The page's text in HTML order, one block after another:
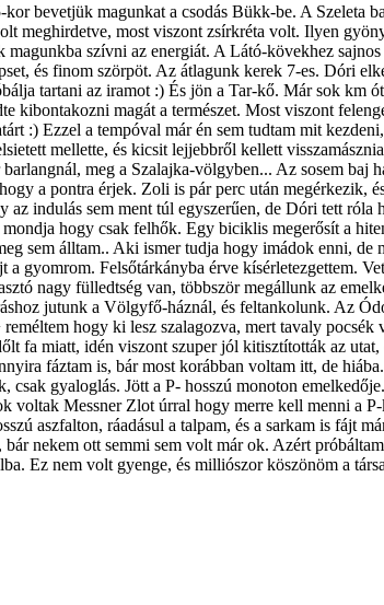
magunkat a csodás Bükk-be. A Szeleta
meghirdetve, most viszont zsírkréta volt. Ilyen
szívni az energiát. A Látó-kövekhez
és finom szörpöt. Az átlagunk kerek 7-es. Dóri
tartani az iramot :) És jön a Tar-kő. Már sok km
magát a természet. Most viszont
:) Ezzel a tempóval már én sem tudtam mit
mellette, és kicsit lejjebbről kellett
meg a Szalajka-völgyben... Az sosem baj
a pontra érjek. Zoli is pár perc után
indulás sem ment túl egyszerűen, de Dóri tett
hogy csak felhők. Egy biciklis megerősít a
sem álltam.. Aki ismer tudja hogy imádok enni, de
gyomrom. Felsőtárkányba érve kísérletezgettem.
nagy fülledtség van, többször megállunk az
jutunk a Völgyfő-háznál, és feltankolunk. Az
hogy ki lesz szalagozva, mert tavaly
fa miatt, idén viszont szuper jól kitisztították az
fáztam is, bár most korábban voltam itt, de
gyaloglás. Jött a P- hosszú monoton
Messner Zlot úrral hogy merre kell menni a
aszfalton, ráadásul a talpam, és a sarkam is fájt
nekem ott semmi sem volt már ok. Azért
Ez nem volt gyenge, és milliószor köszönöm a